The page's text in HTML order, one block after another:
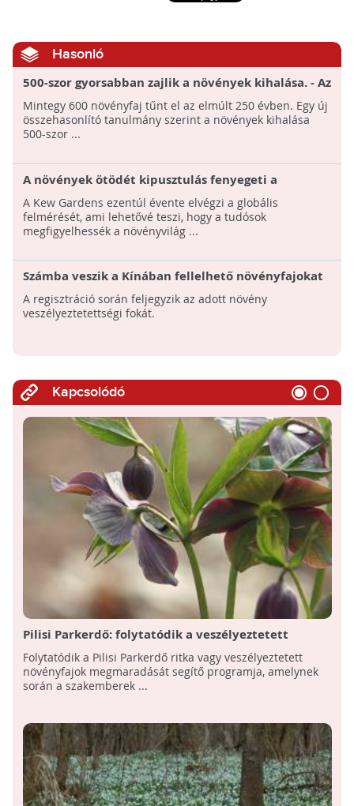
Hasonló
500-szor gyorsabban zajlik a növények kihalása. - Az
elmúlt 250 évben közel 600 növényfaj tűnt el!
Mintegy 600 növényfaj tűnt el az elmúlt 250 évben. Egy új
összehasonlító tanulmány szerint a növények kihalása
500-szor ...
A növények ötödét kipusztulás fenyegeti a
klímaváltozás és élőhelyük elvesztése miatt
A Kew Gardens ezentúl évente elvégzi a globális
felmérését, ami lehetővé teszi, hogy a tudósok
megfigyelhessék a növényvilág ...
Számba veszik a Kínában fellelhető növényfajokat
A regisztráció során feljegyzik az adott növény
veszélyeztetettségi fokát.
Kapcsolódó
Pilisi Parkerdő: folytatódik a veszélyeztetett
növényfajok fennmaradását biztosító program
Folytatódik a Pilisi Parkerdő ritka vagy veszélyeztetett
növényfajok megmaradását segítő programja, amelynek
során a szakemberek ...